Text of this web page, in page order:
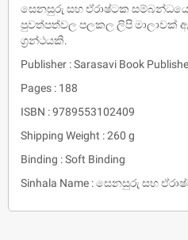
සෙනසුරු සහ ඒරාෂ්ටක
පුවත්පත්වල පලකල ලිපි මාලාවක්
ග්‍රන්ථයකි.
Publisher : Sarasavi Book
Pages : 188
ISBN : 9789553102409
Shipping Weight : 260 g
Binding : Soft Binding
Sinhala Name : සෙනසුරු සහ